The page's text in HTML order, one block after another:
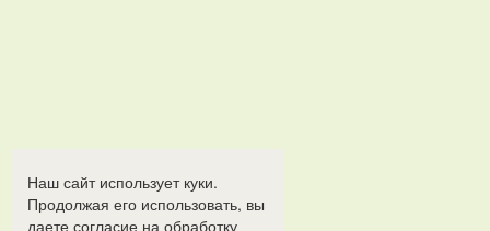
Наш сайт использует куки.
Продолжая его использовать, вы
даете согласие на обработку